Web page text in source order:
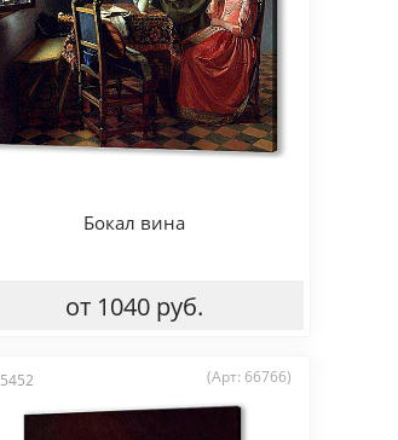
Бокал вина
от 1040 руб.
5452 (Арт: 66766)